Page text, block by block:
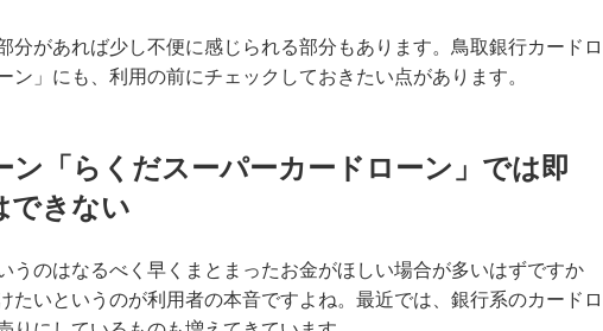
分があれば少し不便に感じられる部分もあります。鳥取銀行カードロ
ン」にも、利用の前にチェックしておきたい点があります。
ン「らくだスーパーカードローン」では即
できない
うのはなるべく早くまとまったお金がほしい場合が多いはずですか
たいというのが利用者の本音ですよね。最近では、銀行系のカードロ